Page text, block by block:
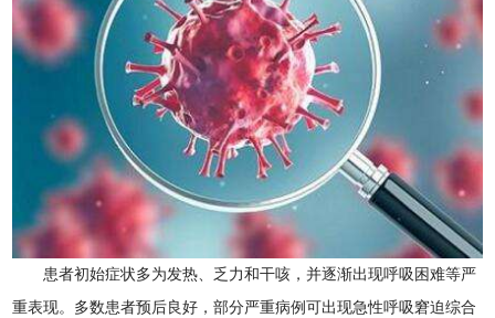
患者初始症状多为发热、乏力和干咳，并逐渐出现呼吸困难等严
重表现。多数患者预后良好，部分严重病例可出现急性呼吸窘迫综合